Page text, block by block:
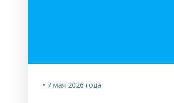
• 7 мая 2026 года